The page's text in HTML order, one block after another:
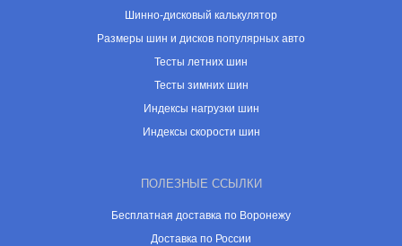
Шинно-дисковый калькулятор
Размеры шин и дисков популярных авто
Тесты летних шин
Тесты зимних шин
Индексы нагрузки шин
Индексы скорости шин
ПОЛЕЗНЫЕ ССЫЛКИ
Бесплатная доставка по Воронежу
Доставка по России